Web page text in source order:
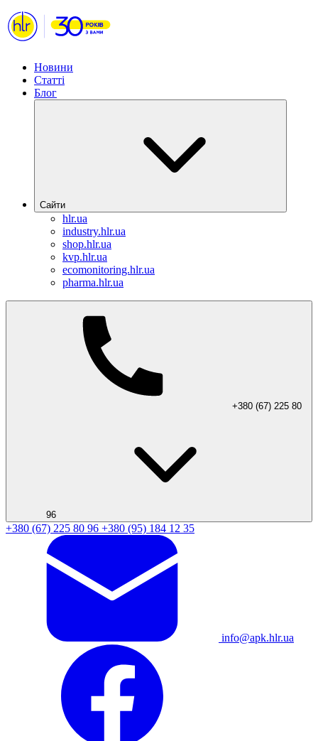
Новини
Статті
Блог
Сайти
hlr.ua
industry.hlr.ua
shop.hlr.ua
kvp.hlr.ua
ecomonitoring.hlr.ua
pharma.hlr.ua
+380 (67) 225 80
96
+380 (67) 225 80 96 +380 (95) 184 12 35
info@apk.hlr.ua